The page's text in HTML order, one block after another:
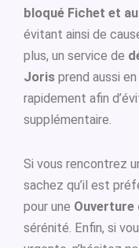
bloqué Fichet et
évitant ainsi de
plus, un service de
Joris prend aussi
rapidement afin
supplémentaire.
Si vous rencontrez
sachez qu’il est
pour une
sérénité. Enfin, si